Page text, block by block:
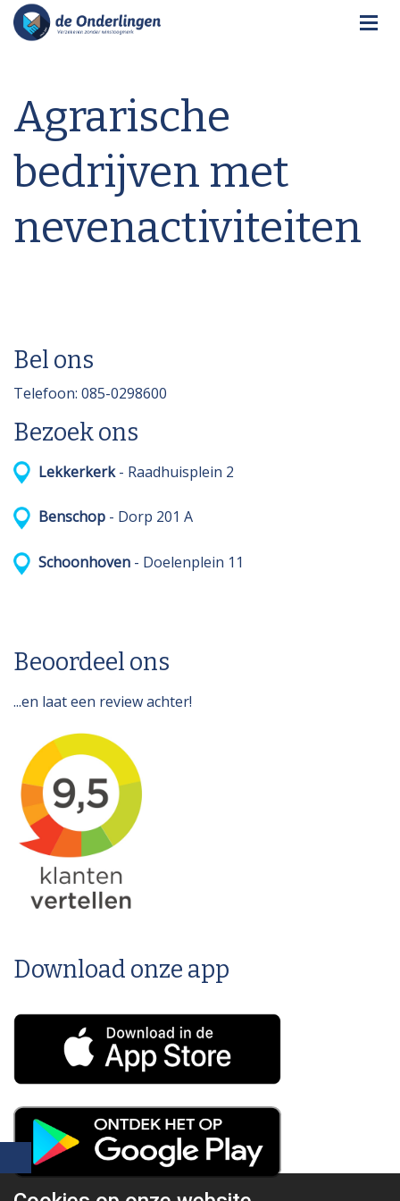
Agrarische
bedrijven met
nevenactiviteiten
Bel ons
Telefoon: 085-0298600
Bezoek ons
Lekkerkerk- Raadhuisplein 2
Benschop - Dorp 201 A
Schoonhoven - Doelenplein 11
Beoordeel ons
...en laat een review achter!
Download onze app